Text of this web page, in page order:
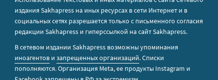
издания Sakhapress на иных ресурсах в сети Интернет и в
социальных сетях разрешается только с письменного согласия
редакции Sakhapress и гиперссылкой на сайт Sakhapress.
В сетевом издании Sakhapress возможны упоминания
иноагентов и запрещенных организаций. Списки
пополняются. Организация Metа, ее продукты Instagram и